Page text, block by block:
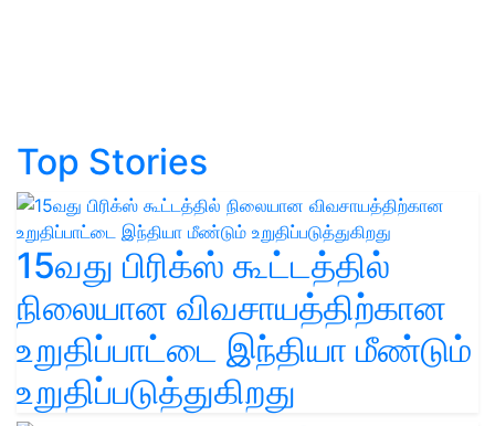
Top Stories
15வது பிரிக்ஸ் கூட்டத்தில்
நிலையான விவசாயத்திற்கான
உறுதிப்பாட்டை இந்தியா மீண்டும்
உறுதிப்படுத்துகிறது